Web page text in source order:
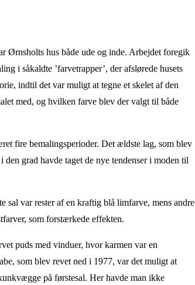
Ørnsholts hus både ude og inde. Arbejdet foregik
i såkaldte ’farvetrapper’, der afslørede husets
indtil det var muligt at tegne et skelet af den
med, og hvilken farve blev der valgt til både
fire bemalingsperioder. Det ældste lag, som blev
grad havde taget de nye tendenser i moden til
sal var rester af en kraftig blå limfarve, mens andre
som forstærkede effekten.
puds med vinduer, hvor karmen var en
som blev revet ned i 1977, var det muligt at
på førstesal. Her havde man ikke